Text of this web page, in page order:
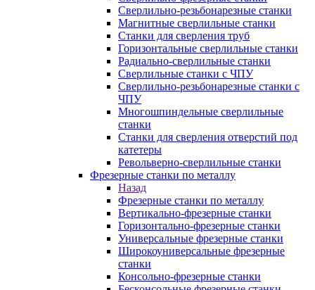
Сверлильно-резьбонарезные станки
Магнитные сверлильные станки
Станки для сверления труб
Горизонтальные сверлильные станки
Радиально-сверлильные станки
Сверлильные станки с ЧПУ
Сверлильно-резьбонарезные станки с
ЧПУ
Многошпиндельные сверлильные
станки
Станки для сверления отверстий под
катетеры
Револьверно-сверлильные станки
Фрезерные станки по металлу
Назад
Фрезерные станки по металлу
Вертикально-фрезерные станки
Горизонтально-фрезерные станки
Универсальные фрезерные станки
Широкоуниверсальные фрезерные
станки
Консольно-фрезерные станки